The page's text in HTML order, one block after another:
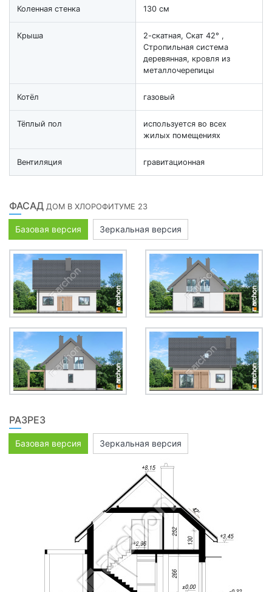
Коленная стенка 130 см
Крыша
2-скатная, Скат 42° ,
Стропильная система
деревянная, кровля из
металлочерепицы
Котёл газовый
Тёплый пол
используется во всех
жилых помещениях
Вентиляция гравитационная
ФАСАД ДОМ В ХЛОРОФИТУМЕ 23
Базовая версия Зеркальная версия
РАЗРЕЗ
Базовая версия Зеркальная версия